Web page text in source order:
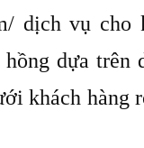
dịch vụ
dựa trên
khách hàng